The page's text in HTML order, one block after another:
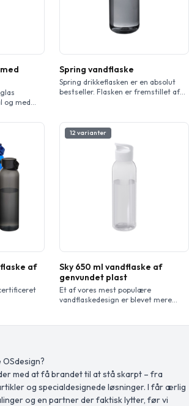
og med
i 2 timer og
at drikke
Spring vandflaske
Spring drikkeflasken er en absolut
bestseller. Flasken er fremstillet af
slagfast. Flasken er enkeltvægget,
rummer 600 ml væske, og låget med
twist-on-låg i rustfrit stål sikrer nem
åbning og lukning. Derudover
tilbyder Spring drikkeflasken plads til
et større logo eller andet budskab.
af
12 varianter
Sky 650 ml vandflaske af
genvundet plast
Et af vores mest populære
vandflaskedesign er blevet mere
kopholdere. Det drejelige låg sørger
for nem åbning og lukning og […]
med at få brandet til at stå skarpt – fra
og specialdesignede løsninger. I får ærlig
og en partner der faktisk lytter, før vi